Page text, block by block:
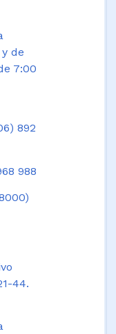
de
7:00
892
988
44.